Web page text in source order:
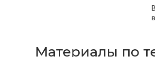
Материалы по